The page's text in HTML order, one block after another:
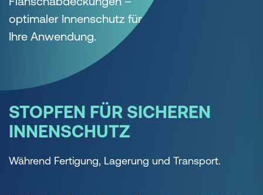
optimaler Innenschutz für
Ihre Anwendung.
STOPFEN FÜR SICHEREN
INNENSCHUTZ
Während Fertigung, Lagerung und Transport.